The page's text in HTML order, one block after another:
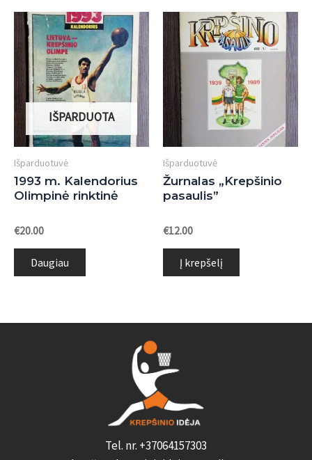
IŠPARDUOTA
Išparduotuvė
1993 m. Kalendorius
Olimpinė rinktinė
Įvertinimas:
iš
€20.00
Daugiau
Išparduotuvė
Žurnalas „Krepšinio
pasaulis”
Įvertinimas:
iš
€12.00
Į krepšelį
Tel. nr. +37064157303